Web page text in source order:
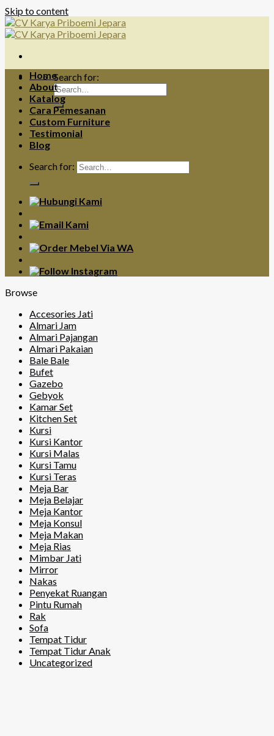
Skip to content
Search for:
Home
About
Katalog
Cara Pemesanan
Custom Furniture
Testimonial
Blog
Search for:
Browse
Accesories Jati
Almari Jam
Almari Pajangan
Almari Pakaian
Bale Bale
Bufet
Gazebo
Gebyok
Kamar Set
Kitchen Set
Kursi
Kursi Kantor
Kursi Malas
Kursi Tamu
Kursi Teras
Meja Bar
Meja Belajar
Meja Kantor
Meja Konsul
Meja Makan
Meja Rias
Mimbar Jati
Mirror
Nakas
Penyekat Ruangan
Pintu Rumah
Rak
Sofa
Tempat Tidur
Tempat Tidur Anak
Uncategorized